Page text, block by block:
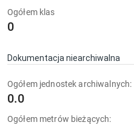
Ogółem klas
0
Dokumentacja niearchiwalna
Ogółem jednostek archiwalnych:
0.0
Ogółem metrów bieżących: